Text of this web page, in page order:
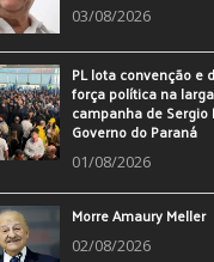
03/08/2026
PL lota convenção e
força política na
campanha de Sergio
Governo do Paraná
01/08/2026
Morre Amaury Meller
02/08/2026